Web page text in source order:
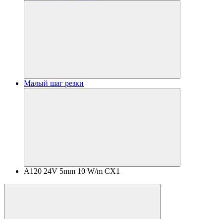
Малый шаг резки
A120 24V 5mm 10 W/m CX1